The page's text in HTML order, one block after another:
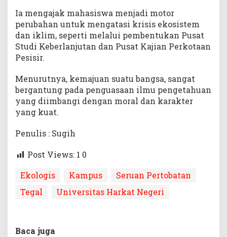
Ia mengajak mahasiswa menjadi motor
perubahan untuk mengatasi krisis ekosistem
dan iklim, seperti melalui pembentukan Pusat
Studi Keberlanjutan dan Pusat Kajian Perkotaan
Pesisir.
Menurutnya, kemajuan suatu bangsa, sangat
bergantung pada penguasaan ilmu pengetahuan
yang diimbangi dengan moral dan karakter
yang kuat.
Penulis : Sugih
Post Views: 1 0
Ekologis
Kampus
Seruan Pertobatan
Tegal
Universitas Harkat Negeri
Baca juga